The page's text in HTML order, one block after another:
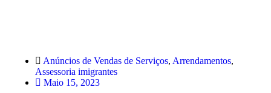
Anúncios de Vendas de Serviços, Arrendamentos,
Assessoria imigrantes
Maio 15, 2023